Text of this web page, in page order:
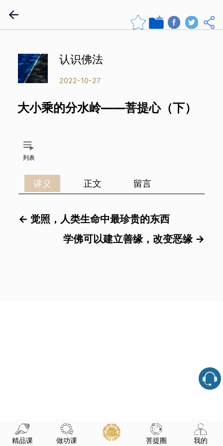
认识佛法
2022-10-27
大小乘的分水岭——菩提心（下）
列表
讲义 正文 留言
← 觉照，人类生命中最珍贵的东西
学佛可以建立善缘，改变恶缘→
精品课 做功课 菩提圈 我的